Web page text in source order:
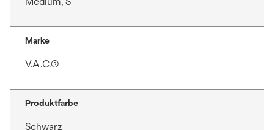
Marke
V.A.C.®
Produktfarbe
Schwarz